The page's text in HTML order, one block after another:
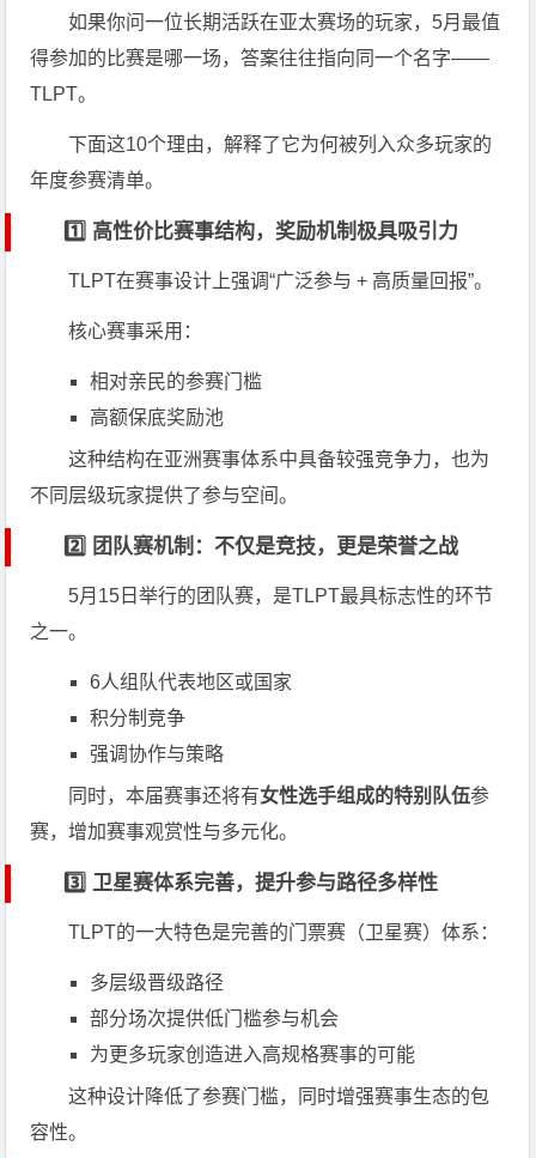
如果你问一位长期活跃在亚太赛场的玩家，5月最值
得参加的比赛是哪一场，答案往往指向同一个名字——
TLPT。
下面这10个理由，解释了它为何被列入众多玩家的
年度参赛清单。
1️⃣ 高性价比赛事结构，奖励机制极具吸引力
TLPT在赛事设计上强调“广泛参与 + 高质量回报”。
核心赛事采用：
相对亲民的参赛门槛
高额保底奖励池
这种结构在亚洲赛事体系中具备较强竞争力，也为
不同层级玩家提供了参与空间。
2️⃣ 团队赛机制：不仅是竞技，更是荣誉之战
5月15日举行的团队赛，是TLPT最具标志性的环节
之一。
6人组队代表地区或国家
积分制竞争
强调协作与策略
同时，本届赛事还将有女性选手组成的特别队伍参
赛，增加赛事观赏性与多元化。
3️⃣ 卫星赛体系完善，提升参与路径多样性
TLPT的一大特色是完善的门票赛（卫星赛）体系：
多层级晋级路径
部分场次提供低门槛参与机会
为更多玩家创造进入高规格赛事的可能
这种设计降低了参赛门槛，同时增强赛事生态的包
容性。